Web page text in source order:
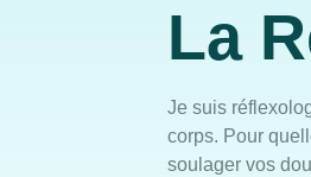
La
Je suis
corps. Pour
soulager vos